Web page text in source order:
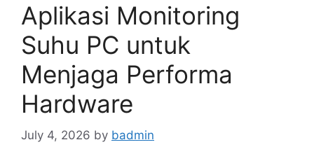
Aplikasi Monitoring
Suhu PC untuk
Menjaga Performa
Hardware
July 4, 2026 by badmin